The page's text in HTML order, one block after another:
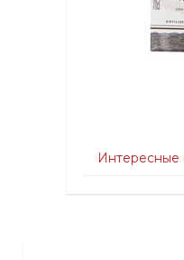
Интересные